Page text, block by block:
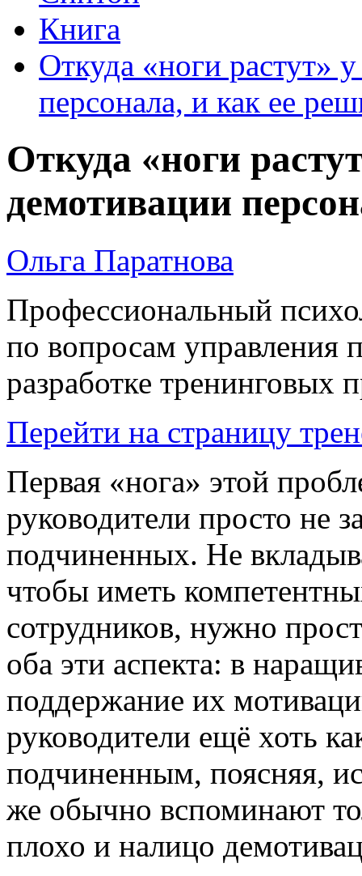
Книга
Откуда «ноги растут»
персонала, и как ее
Откуда «ноги
демотивации
Ольга Паратнова
Профессиональный
по вопросам управления
разработке тренинговых
Перейти на страницу
Первая «нога» этой
руководители просто не
подчиненных. Не
чтобы иметь
сотрудников, нужно
оба эти аспекта: в
поддержание их
руководители ещё хоть
подчиненным, поясняя,
же обычно вспоминают
плохо и налицо